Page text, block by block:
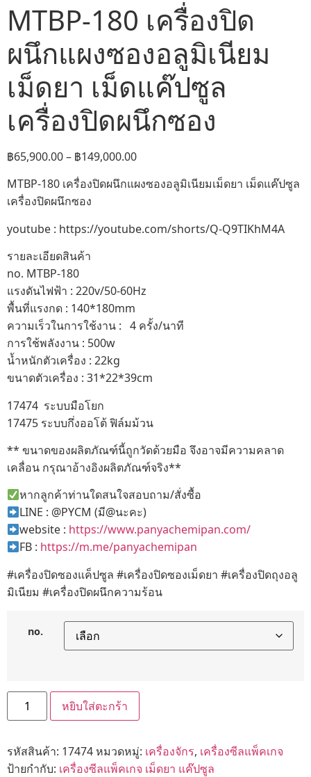
MTBP-180 เครื่องปิด
ผนึกแผงซองอลูมิเนียม
เม็ดยา เม็ดแค๊ปซูล
เครื่องปิดผนึกซอง
฿65,900.00– ฿149,000.00
MTBP-180 เครื่องปิดผนึกแผงซองอลูมิเนียมเม็ดยา เม็ดแค๊ปซูล
เครื่องปิดผนึกซอง
youtube : https://youtube.com/shorts/Q-Q9TIKhM4A
รายละเอียดสินค้า
no. MTBP-180
แรงดันไฟฟ้า : 220v/50-60Hz
พื้นที่แรงกด : 140*180mm
ความเร็วในการใช้งาน : 4 ครั้ง/นาที
การใช้พลังงาน : 500w
น้ำหนักตัวเครื่อง : 22kg
ขนาดตัวเครื่อง : 31*22*39cm
17474 ระบบมือโยก
17475 ระบบกึ่งออโต้ ฟิล์มม้วน
** ขนาดของผลิตภัณฑ์นี้ถูกวัดด้วยมือ จึงอาจมีความคลาด
เคลื่อน กรุณาอ้างอิงผลิตภัณฑ์จริง**
หากลูกค้าท่านใดสนใจสอบถาม/สั่งซื้อ
LINE : @PYCM (มี@นะคะ)
website : https://www.panyachemipan.com/
FB : https://m.me/panyachemipan
#เครื่องปิดซองแค็ปซูล #เครื่องปิดซองเม็ดยา #เครื่องปิดถุงอลู
มิเนียม #เครื่องปิดผนึกความร้อน
no.
หยิบใส่ตะกร้า
รหัสสินค้า: 17474หมวดหมู่: เครื่องจักร, เครื่องซีลแพ็คเกจ
ป้ายกำกับ: เครื่องซีลแพ็คเกจ เม็ดยา แค๊ปซูล